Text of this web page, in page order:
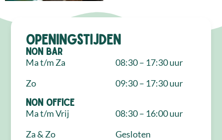
Openingstijden
NON Bar
Ma t/m Za
Zo
08:30 – 17:30 uur
09:30 – 17:30 uur
NON Office
Ma t/m Vrij
Za & Zo
08:30 – 16:00 uur
Gesloten